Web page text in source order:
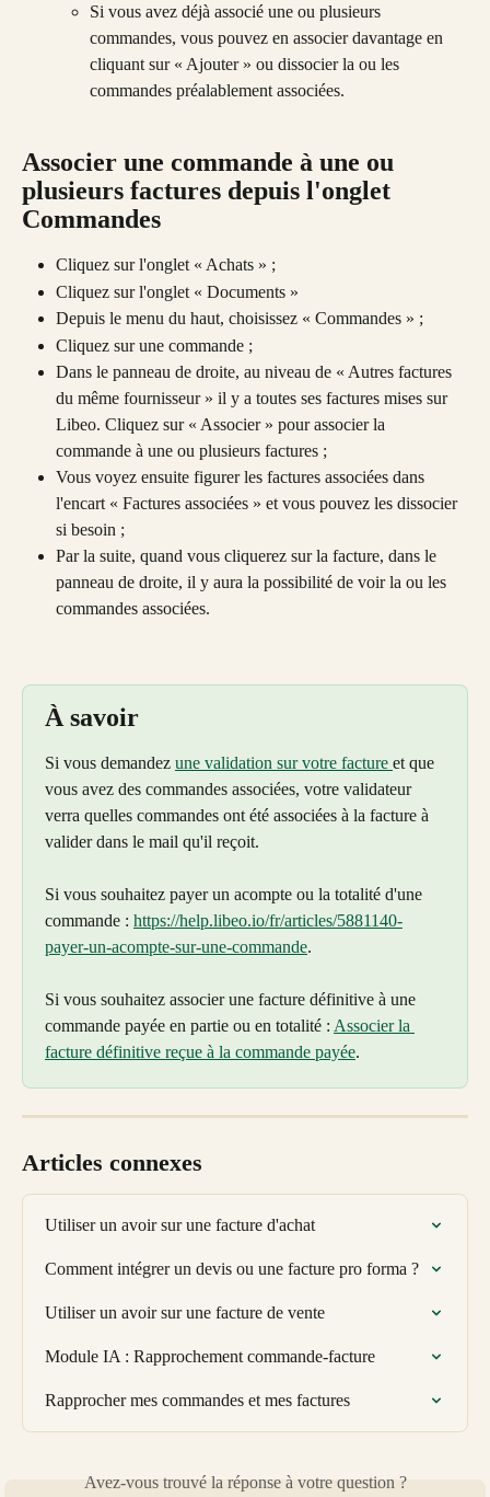
Si vous avez déjà associé une ou plusieurs
commandes, vous pouvez en associer davantage en
cliquant sur « Ajouter » ou dissocier la ou les
commandes préalablement associées.
Associer une commande à une ou
plusieurs factures depuis l'onglet
Commandes
Cliquez sur l'onglet « Achats » ;
Cliquez sur l'onglet « Documents »
Depuis le menu du haut, choisissez « Commandes » ;
Cliquez sur une commande ;
Dans le panneau de droite, au niveau de « Autres factures
du même fournisseur » il y a toutes ses factures mises sur
Libeo. Cliquez sur « Associer » pour associer la
commande à une ou plusieurs factures ;
Vous voyez ensuite figurer les factures associées dans
l'encart « Factures associées » et vous pouvez les dissocier
si besoin ;
Par la suite, quand vous cliquerez sur la facture, dans le
panneau de droite, il y aura la possibilité de voir la ou les
commandes associées.
À savoir
Si vous demandez une validation sur votre facture et que
vous avez des commandes associées, votre validateur
verra quelles commandes ont été associées à la facture à
valider dans le mail qu'il reçoit.
Si vous souhaitez payer un acompte ou la totalité d'une
commande : https://help.libeo.io/fr/articles/5881140-
payer-un-acompte-sur-une-commande.
Si vous souhaitez associer une facture définitive à une
commande payée en partie ou en totalité : Associer la
facture définitive reçue à la commande payée.
Articles connexes
Utiliser un avoir sur une facture d'achat
Comment intégrer un devis ou une facture pro forma ?
Utiliser un avoir sur une facture de vente
Module IA : Rapprochement commande-facture
Rapprocher mes commandes et mes factures
Avez-vous trouvé la réponse à votre question ?